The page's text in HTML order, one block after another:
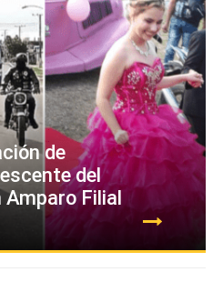
de
del
Filial